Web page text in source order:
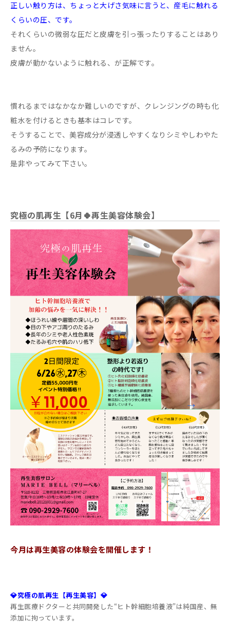
正しい触り方は、ちょっと大げさ気味に言うと、産毛に触れる
くらいの圧、です。
それくらいの微弱な圧だと皮膚を引っ張ったりすることはあり
ません。
皮膚が動かないように触れる、が正解です。
慣れるまではなかなか難しいのですが、クレンジングの時も化
粧水を付けるときも基本はコレです。
そうすることで、美容成分が浸透しやすくなりシミやしわやた
るみの予防になります。
是非やってみて下さい。
究極の肌再生【6月🍀再生美容体験会】
今月は再生美容の体験会を開催します！
💎究極の肌再生【再生美容】💎
再生医療ドクターと共同開発した“ヒト幹細胞培養液”は純国産、無
添加に拘っています。